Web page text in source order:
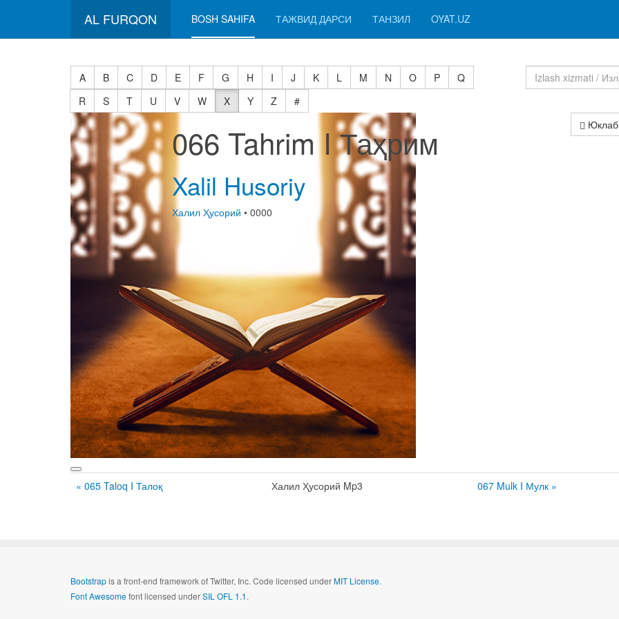
AL FURQON BOSH SAHIFA ТАЖВИД ДАРСИ ТАНЗИЛ OYAT.UZ
A B C D E F G H I J K L M N O P
Q
R
S T U V W X Y Z
#
066 Tahrim I Таҳрим
Xalil Husoriy
Халил Ҳусорий • 0000
« 065 Taloq I Талоқ Халил Ҳусорий Mp3 067 Mulk I Мулк »
Bootstrapis a front-end framework of Twitter, Inc. Code licensed underMIT License.
Font Awesomefont licensed underSIL OFL 1.1.